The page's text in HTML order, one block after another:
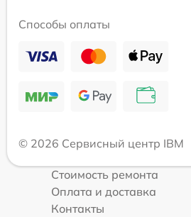
Способы оплаты
© 2026 Сервисный центр IBM
Стоимость ремонта
Оплата и доставка
Контакты